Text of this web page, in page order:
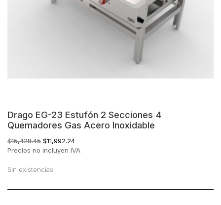
Drago EG-23 Estufón 2 Secciones 4
Quemadores Gas Acero Inoxidable
$15,428.45 El
precio
era:
$11,992.24El
precio
Precios no incluyen IVA
Sin existencias